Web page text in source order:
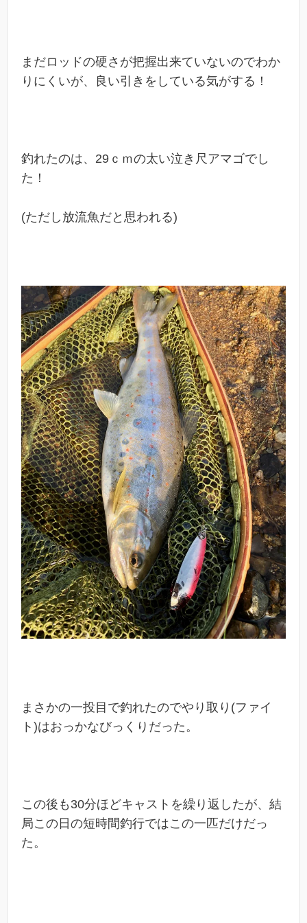
まだロッドの硬さが把握出来ていないのでわか
りにくいが、良い引きをしている気がする！
釣れたのは、29ｃｍの太い泣き尺アマゴでし
た！
(ただし放流魚だと思われる)
まさかの一投目で釣れたのでやり取り(ファイ
ト)はおっかなびっくりだった。
この後も30分ほどキャストを繰り返したが、結
局この日の短時間釣行ではこの一匹だけだっ
た。